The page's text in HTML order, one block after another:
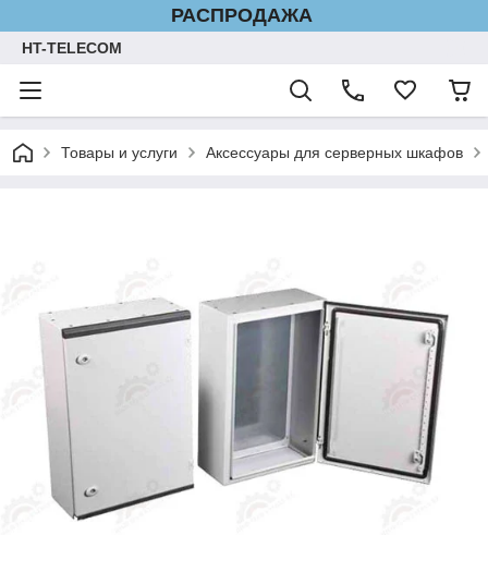
РАСПРОДАЖА
HT-TELECOM
Товары и услуги Аксессуары для серверных шкафов